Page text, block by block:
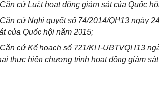
Căn cứ Luật hoạt động giám sát của Quốc
Căn cứ Nghị quyết số 74/2014/QH13 ngày
của Quốc hội năm 2015;
Căn cứ Kế hoạch số 721/KH-UBTVQH13
thực hiện chương trình hoạt động giám